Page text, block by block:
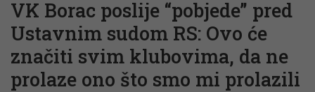
VK Borac poslije “pobjede” pred
Ustavnim sudom RS: Ovo će
značiti svim klubovima, da ne
prolaze ono što smo mi prolazili